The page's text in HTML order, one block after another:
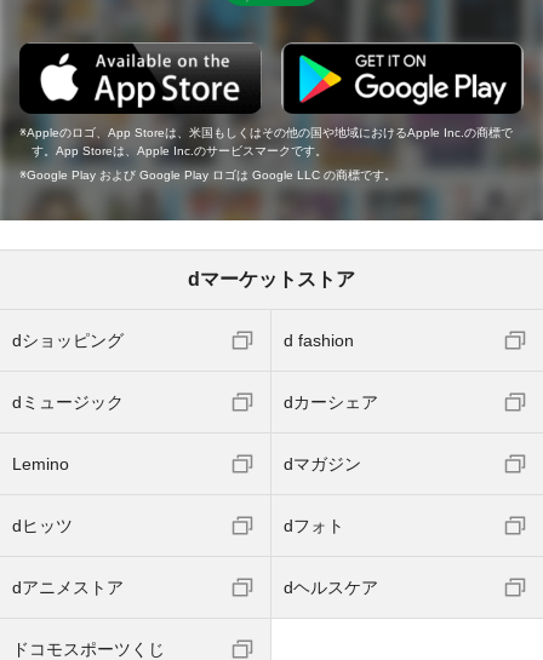
Appleのロゴ、App Storeは、米国もしくはその他の国や地域におけるApple Inc.の商標で
す。App Storeは、Apple Inc.のサービスマークです。
Google Play および Google Play ロゴは Google LLC の商標です。
dマーケットストア
dショッピング d fashion
dミュージック dカーシェア
Lemino dマガジン
dヒッツ dフォト
dアニメストア dヘルスケア
ドコモスポーツくじ